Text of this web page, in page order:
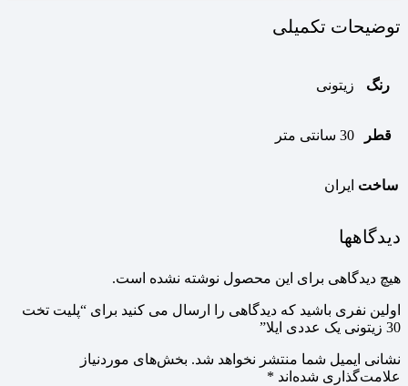
توضیحات تکمیلی
رنگ زیتونی
قطر 30 سانتی متر
ساخت ایران
دیدگاهها
هیچ دیدگاهی برای این محصول نوشته نشده است.
اولین نفری باشید که دیدگاهی را ارسال می کنید برای “پلیت تخت
30 زیتونی یک عددی ایلا”
نشانی ایمیل شما منتشر نخواهد شد. بخش‌های موردنیاز
علامت‌گذاری شده‌اند *